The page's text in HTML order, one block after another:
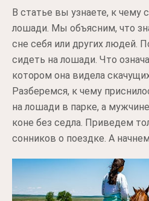
В статье вы узнаете, к чему
лошади. Мы объясним, что
сне себя или других людей.
сидеть на лошади. Что
котором она видела
Разберемся, к чему
на лошади в парке, а
коне без седла. Приведем
сонников о поездке. А